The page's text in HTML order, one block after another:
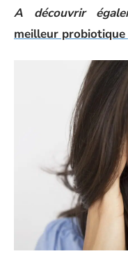
A découvrir
meilleur